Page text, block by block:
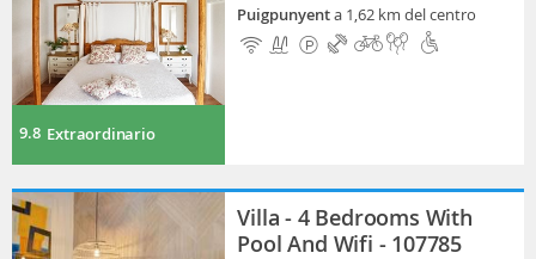
9.8 Extraordinario
Puigpunyenta 1,62 km del centro
Villa - 4 Bedrooms With
Pool And Wifi - 107785